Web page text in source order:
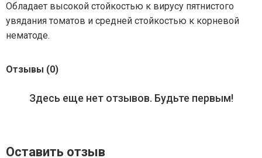
Обладает высокой стойкостью к вирусу пятнистого
увядания томатов и средней стойкостью к корневой
нематоде.
Отзывы (0)
Здесь еще нет отзывов. Будьте первым!
Оставить отзыв